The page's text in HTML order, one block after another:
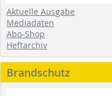
Aktuelle Ausgabe
Mediadaten
Abo-Shop
Heftarchiv
Brandschutz